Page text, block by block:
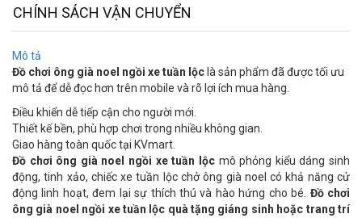
CHÍNH SÁCH VẬN CHUYỂN
Mô tả
Đồ chơi ông già noel ngồi xe tuần lộc là sản phẩm đã được tối ưu
mô tả để dễ đọc hơn trên mobile và rõ lợi ích mua hàng.
Điều khiển dễ tiếp cận cho người mới.
Thiết kế bền, phù hợp chơi trong nhiều không gian.
Giao hàng toàn quốc tại KVmart.
Đồ chơi ông già noel ngồi xe tuần lộcmô phỏng kiểu dáng sinh
động, tinh xảo, chiếc xe tuần lộc chở ông già noel có khả năng cử
động linh hoạt, đem lại sự thích thú và hào hứng cho bé. Đồ chơi
ông già noel ngồi xe tuần lộc quà tặng giáng sinh hoặc trang trí